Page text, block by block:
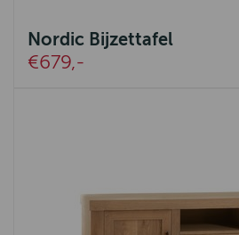
Nordic Bijzettafel
€679,-